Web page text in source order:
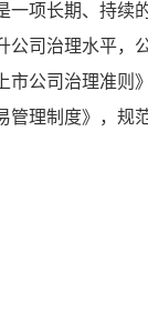
一项长期、持续
公司治理水平，
市公司治理准则
管理制度》，规